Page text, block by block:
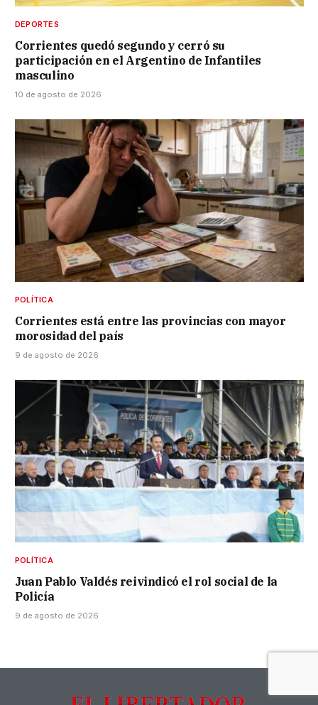
DEPORTES
Corrientes quedó segundo y cerró su
participación en el Argentino de Infantiles
masculino
10 de agosto de 2026
POLÍTICA
Corrientes está entre las provincias con mayor
morosidad del país
9 de agosto de 2026
POLÍTICA
Juan Pablo Valdés reivindicó el rol social de la
Policía
9 de agosto de 2026